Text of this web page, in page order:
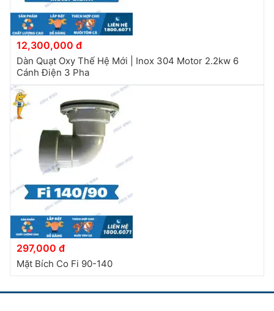
12,300,000 đ
Dàn Quạt Oxy Thế Hệ Mới | Inox 304 Motor 2.2kw 6
Cánh Điện 3 Pha
297,000 đ
Mặt Bích Co Fi 90-140